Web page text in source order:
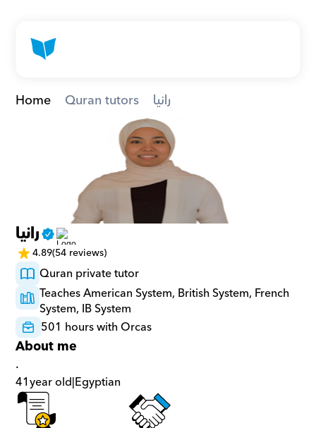
Home Quran tutors رانيا
رانيا
4.89(54 reviews)
Quran private tutor
Teaches American System, British System, French
System, IB System
501 hours with Orcas
About me
.
41year old|Egyptian